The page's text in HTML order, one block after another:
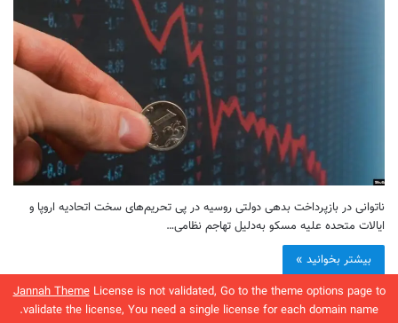
Jannah ThemeLicense is not validated, Go to the theme options page to
validate the license, You need a single license for each domain name.
ناتوانی در بازپرداخت بدهی دولتی روسیه در پی تحریم‌های سخت اتحادیه اروپا و
ایالات متحده علیه مسکو به‌دلیل تهاجم نظامی…
بیشتر بخوانید »